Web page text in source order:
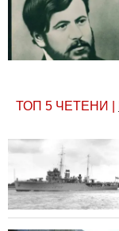
ТОП 5 ЧЕТЕНИ